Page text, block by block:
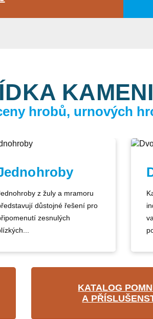
hrobů, urnových
z žuly a mramoru
důstojné řešení pro
zesnulých
KATALOG
A